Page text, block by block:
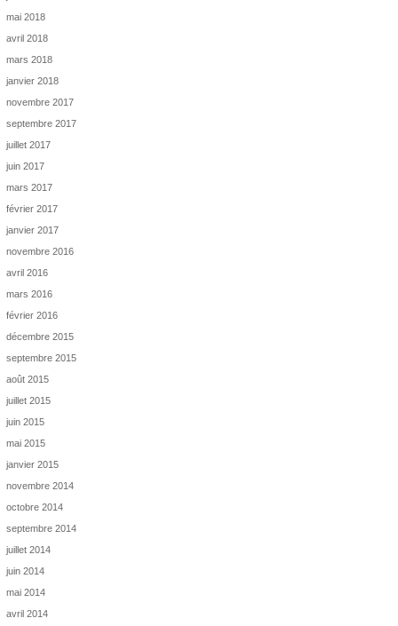
mai 2018
avril 2018
mars 2018
janvier 2018
novembre 2017
septembre 2017
juillet 2017
juin 2017
mars 2017
février 2017
janvier 2017
novembre 2016
avril 2016
mars 2016
février 2016
décembre 2015
septembre 2015
août 2015
juillet 2015
juin 2015
mai 2015
janvier 2015
novembre 2014
octobre 2014
septembre 2014
juillet 2014
juin 2014
mai 2014
avril 2014